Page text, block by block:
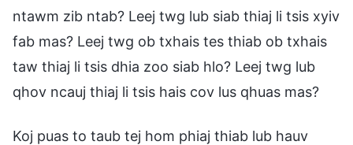
ntawm zib ntab? Leej twg lub siab thiaj li tsis xyiv
fab mas? Leej twg ob txhais tes thiab ob txhais
taw thiaj li tsis dhia zoo siab hlo? Leej twg lub
qhov ncauj thiaj li tsis hais cov lus qhuas mas?
Koj puas to taub tej hom phiaj thiab lub hauv